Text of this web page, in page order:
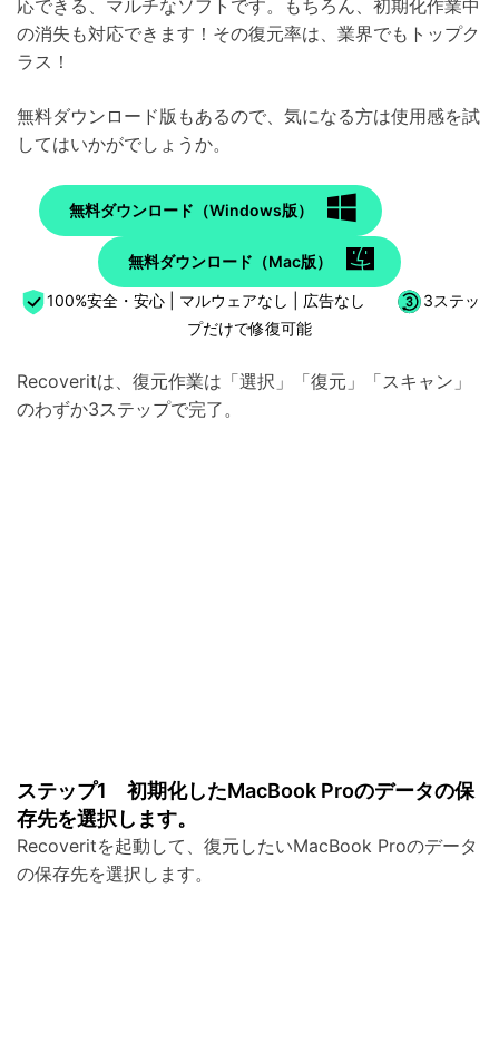
応できる、マルチなソフトです。もちろん、初期化作業中
の消失も対応できます！その復元率は、業界でもトップク
ラス！
無料ダウンロード版もあるので、気になる方は使用感を試
してはいかがでしょうか。
無料ダウンロード（Windows版）
無料ダウンロード（Mac版）
100%安全・安心 | マルウェアなし | 広告なし
3ステッ
プだけで修復可能
Recoveritは、復元作業は「選択」「復元」「スキャン」
のわずか3ステップで完了。
ステップ1 初期化したMacBook Proのデータの保
存先を選択します。
Recoveritを起動して、復元したいMacBook Proのデータ
の保存先を選択します。